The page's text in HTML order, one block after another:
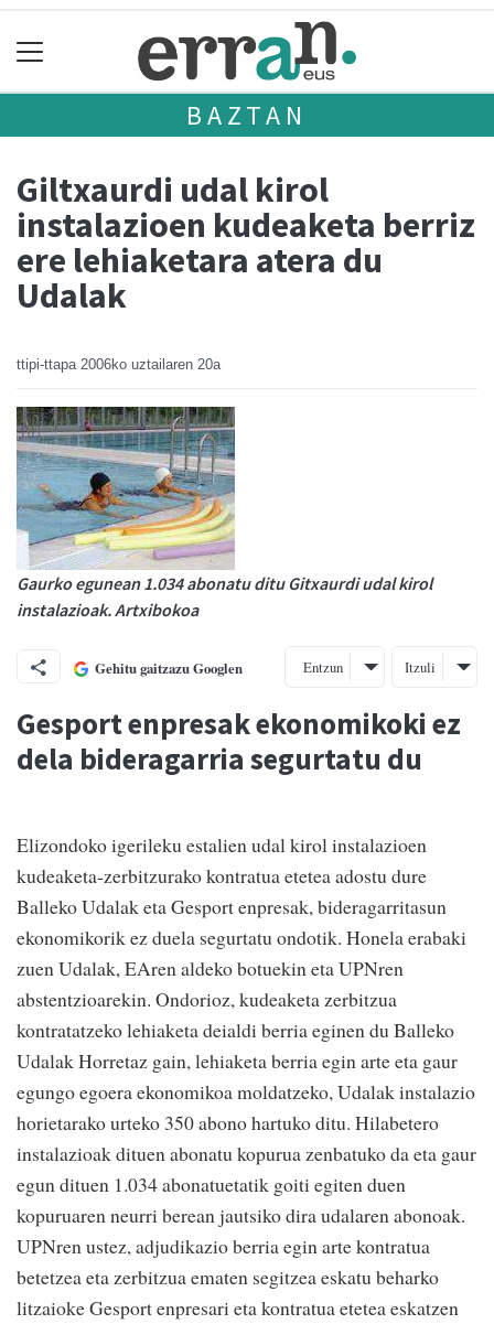
BAZTAN
Giltxaurdi udal kirol
instalazioen kudeaketa berriz
ere lehiaketara atera du
Udalak
ttipi-ttapa 2006ko uztailaren 20a
Gaurko egunean 1.034 abonatu ditu Gitxaurdi udal kirol
instalazioak. Artxibokoa
Gehitu gaitzazu Googlen Entzun Itzuli
Gesport enpresak ekonomikoki ez
dela bideragarria segurtatu du
Elizondoko igerileku estalien udal kirol instalazioen
kudeaketa-zerbitzurako kontratua etetea adostu dure
Balleko Udalak eta Gesport enpresak, bideragarritasun
ekonomikorik ez duela segurtatu ondotik. Honela erabaki
zuen Udalak, EAren aldeko botuekin eta UPNren
abstentzioarekin. Ondorioz, kudeaketa zerbitzua
kontratatzeko lehiaketa deialdi berria eginen du Balleko
Udalak Horretaz gain, lehiaketa berria egin arte eta gaur
egungo egoera ekonomikoa moldatzeko, Udalak instalazio
horietarako urteko 350 abono hartuko ditu. Hilabetero
instalazioak dituen abonatu kopurua zenbatuko da eta gaur
egun dituen 1.034 abonatuetatik goiti egiten duen
kopuruaren neurri berean jautsiko dira udalaren abonoak.
UPNren ustez, adjudikazio berria egin arte kontratua
betetzea eta zerbitzua ematen segitzea eskatu beharko
litzaioke Gesport enpresari eta kontratua etetea eskatzen